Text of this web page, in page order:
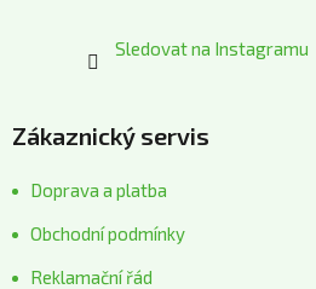
Sledovat na Instagramu
Zákaznický servis
Doprava a platba
Obchodní podmínky
Reklamační řád